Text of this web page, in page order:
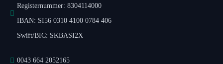
Registernummer: 8304114000
IBAN: SI56 0310 4100 0784 406
Swift/BIC: SKBASI2X
0043 664 2052165